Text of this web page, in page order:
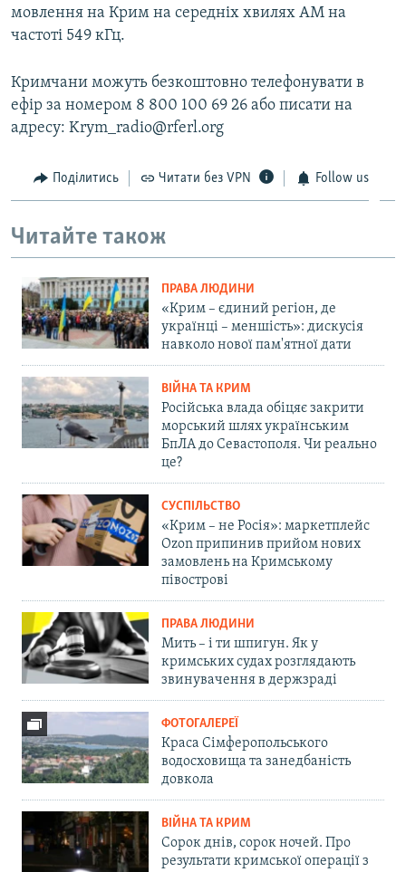
мовлення на Крим на середніх хвилях АМ на
частоті 549 кГц.
Кримчани можуть безкоштовно телефонувати в
ефір за номером 8 800 100 69 26 або писати на
адресу: Krym_radio@rferl.org
Поділитись Читати без VPN Follow us
Читайте також
ПРАВА ЛЮДИНИ
«Крим – єдиний регіон, де
українці – меншість»: дискусія
навколо нової пам'ятної дати
ВІЙНА ТА КРИМ
Російська влада обіцяє закрити
морський шлях українським
БпЛА до Севастополя. Чи реально
це?
СУСПІЛЬСТВО
«Крим – не Росія»: маркетплейс
Ozon припинив прийом нових
замовлень на Кримському
півострові
ПРАВА ЛЮДИНИ
Мить – і ти шпигун. Як у
кримських судах розглядають
звинувачення в держзраді
ФОТОГАЛЕРЕЇ
Краса Сімферопольського
водосховища та занедбаність
довкола
ВІЙНА ТА КРИМ
Сорок днів, сорок ночей. Про
результати кримської операції з